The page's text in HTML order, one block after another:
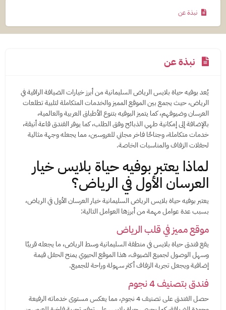
نبذة عن
نبذة عن
يُعد بوفيه حياة بلايس الرياض السليمانية من أبرز خيارات الضيافة الراقية في
الرياض، حيث يجمع بين الموقع المميز والخدمات المتكاملة لتلبية تطلعات
العرسان وضيوفهم، كما يتميز البوفيه بتنوع الأطباق العربية والعالمية،
بالإضافة إلى إمكانية طهي الذبائح وفق الطلب، كما يوفر الفندق قاعة أنيقة،
خدمات متكاملة، وجناحًا فاخر مجاني للعروسين، مما يجعله وجهة مثالية
لحفلات الزفاف والمناسبات الخاصة.
لماذا يعتبر بوفيه حياة بلايس خيار
العرسان الأول في الرياض؟
يعتبر بوفيه حياة بلايس الرياض السليمانية خيار العرسان الأول في الرياض،
بسبب عدة عوامل مهمة من أبرزها العوامل التالية:
موقع مميز في قلب الرياض
يقع فندق حياة بلايس في منطقة السليمانية وسط الرياض، ما يجعله قريبًا
وسهل الوصول لجميع الضيوف، هذا الموقع الحيوي يمنح الحفل قيمة
إضافية ويجعل تجربة الزفاف أكثر سهولة وراحة للجميع.
فندق بتصنيف 4 نجوم
حصل الفندق على تصنيف 4 نجوم، مما يعكس مستوى خدماته الرفيعة